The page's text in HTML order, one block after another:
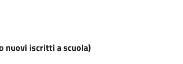
nuovi iscritti a scuola)